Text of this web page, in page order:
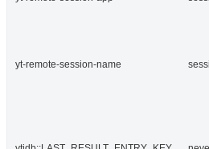
yt-remote-session-name